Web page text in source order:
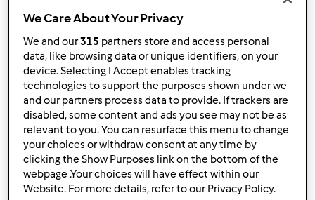
portalu społecznościowym są nagradzane przez punkty.
Osiągnięcie określonej liczby punktów, automatycznie
podwyższa Twoje miejsce w rankingu społecznościowym,
który określany jest numerem wewnątrz fartucha obok
nazwy użytkownika.
W JAKI SPOSÓB MOŻESZ OTRZYMAĆ
PUNKTY ZA AKTYWNOŚĆ?
Punkty można otrzymać za aktywności, które są
wymienione poniżej. Za każdym razem, gdy otrzymujesz
punkty, są one dodawane to Twojej kariery użytkownika.
We Care About Your Privacy
We and our315 partners store and access personal
data, like browsing data or unique identifiers, on your
device. Selecting I Accept enables tracking
technologies to support the purposes shown under we
and our partners process data to provide. If trackers are
disabled, some content and ads you see may not be as
relevant to you. You can resurface this menu to change
your choices or withdraw consent at any time by
clicking the Show Purposes link on the bottom of the
webpage .Your choices will have effect within our
Website. For more details, refer to our Privacy Policy.